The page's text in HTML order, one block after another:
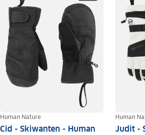
Human Nature
Cid - Skiwanten - Human
Human
Judit -